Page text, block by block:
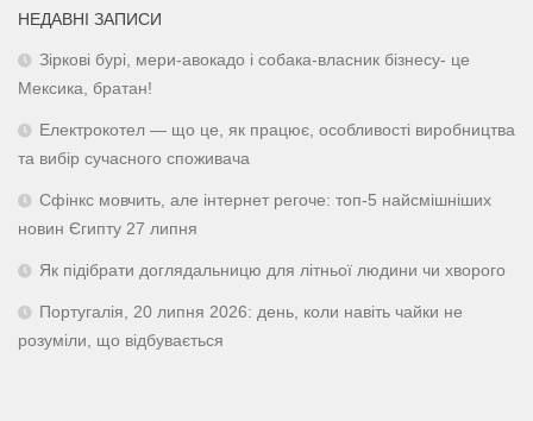
НЕДАВНІ ЗАПИСИ
Зіркові бурі, мери-авокадо і собака-власник бізнесу- це
Мексика, братан!
Електрокотел — що це, як працює, особливості виробництва
та вибір сучасного споживача
Сфінкс мовчить, але інтернет регоче: топ-5 найсмішніших
новин Єгипту 27 липня
Як підібрати доглядальницю для літньої людини чи хворого
Португалія, 20 липня 2026: день, коли навіть чайки не
розуміли, що відбувається